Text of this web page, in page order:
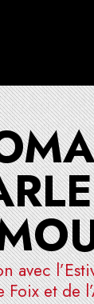
avec
et de